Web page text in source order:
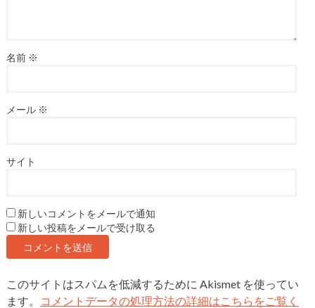
名前 ※
メール ※
サイト
新しいコメントをメールで通知
新しい投稿をメールで受け取る
このサイトはスパムを低減するために Akismet を使ってい
ます。
コメントデータの処理方法の詳細はこちらをご覧く